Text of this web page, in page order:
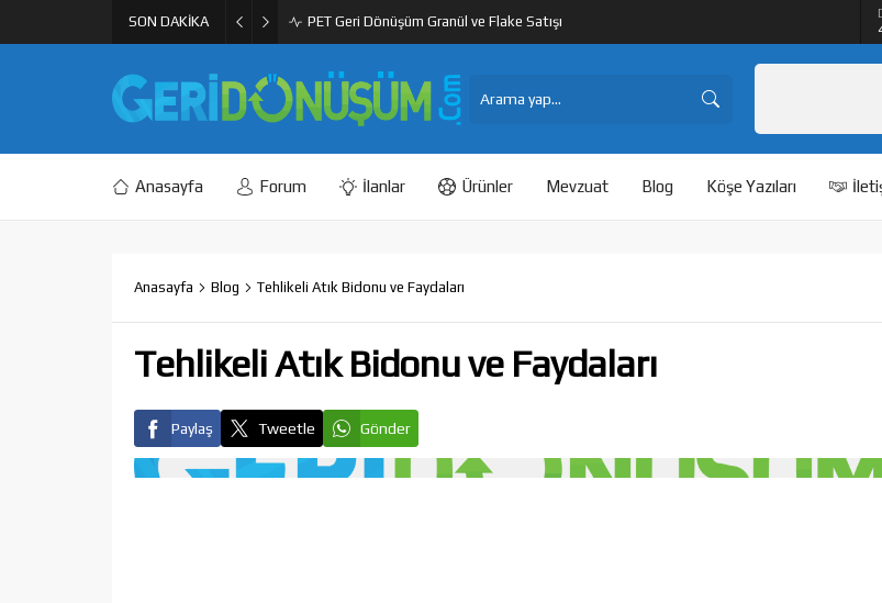
SON DAKİKA PET Geri Dönüşüm Granül ve Flake Satışı
Anasayfa Forum İlanlar Ürünler Mevzuat Blog Köşe Yazıları
Anasayfa Blog Tehlikeli Atık Bidonu ve Faydaları
Tehlikeli Atık Bidonu ve Faydaları
Paylaş Tweetle Gönder